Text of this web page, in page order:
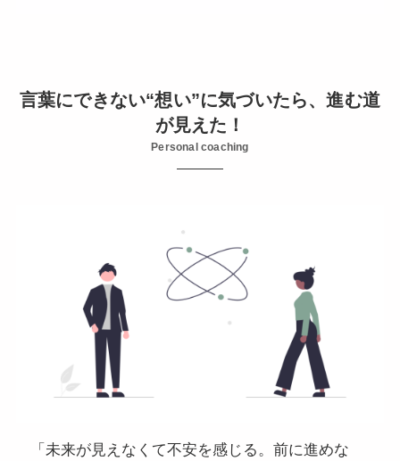
言葉にできない“想い”に気づいたら、進む道
が見えた！
Personal coaching
「未来が見えなくて不安を感じる。前に進めな